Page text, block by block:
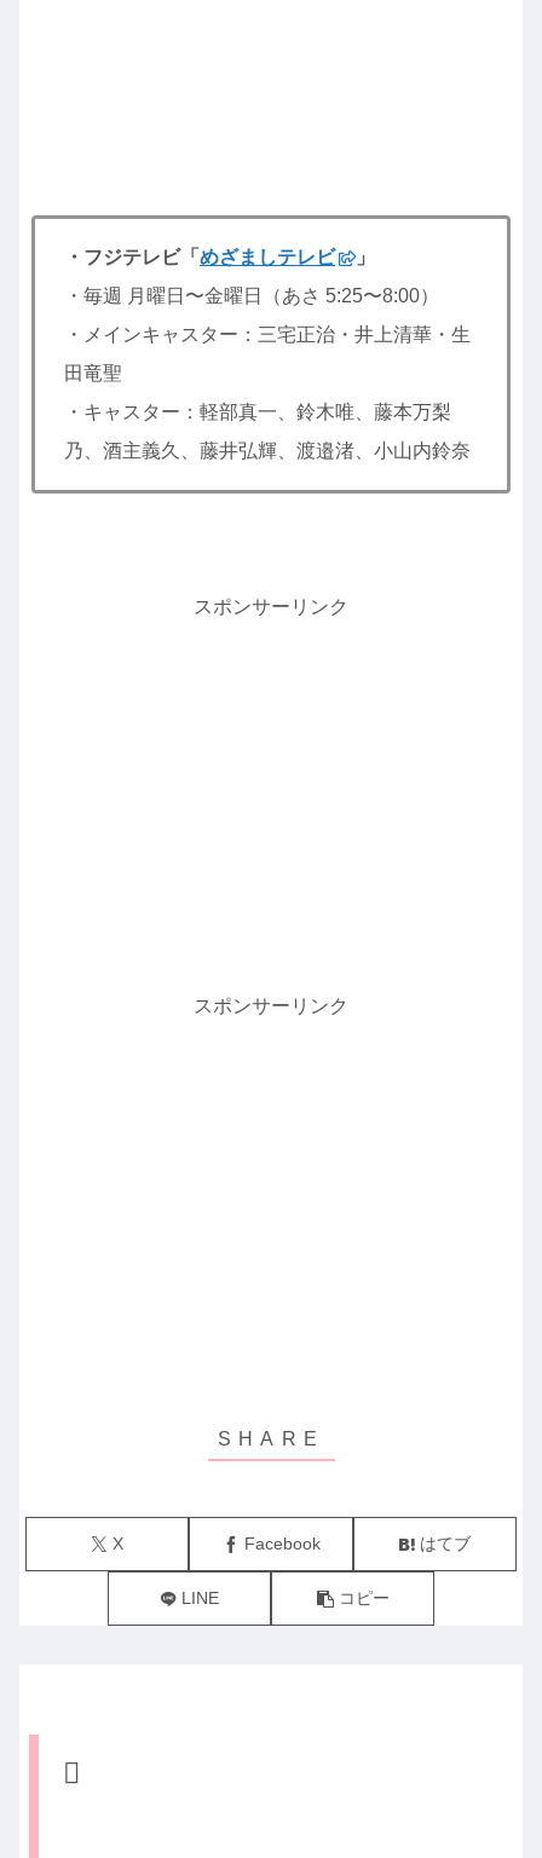
・フジテレビ「 めざましテレビ
」
・毎週 月曜日〜金曜日（あさ 5:25〜8:00）
・メインキャスター：三宅正治・井上清華・生
田竜聖
・キャスター：軽部真一、鈴木唯、藤本万梨
乃、酒主義久、藤井弘輝、渡邉渚、小山内鈴奈
スポンサーリンク
スポンサーリンク
X Facebook はてブ
LINE コピー